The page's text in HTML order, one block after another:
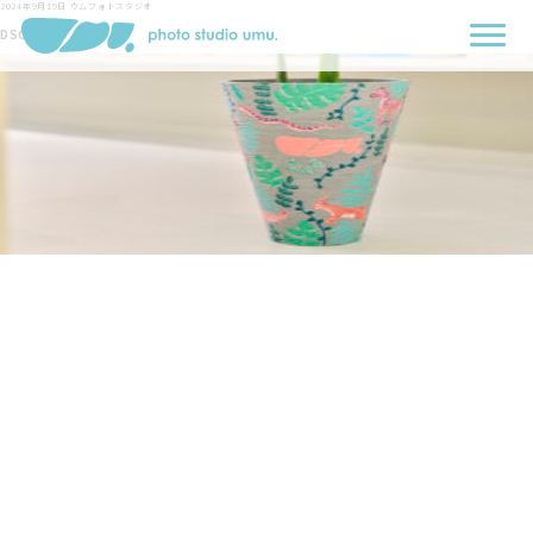
2024年9月19日 ウムフォトスタジオ
DSCF8540